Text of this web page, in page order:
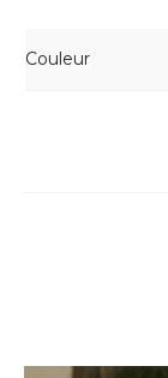
Couleur